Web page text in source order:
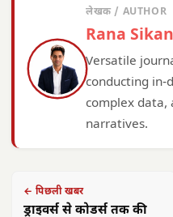
लेखक / AUTHOR
Rana
Versatile
conducting in-
complex data,
narratives.
← पिछली खबर
ड्राइवर्स से कोडर्स तक की